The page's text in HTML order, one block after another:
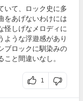
いて、ロック史に多
をあげないわけには
怪しげなメロディに
ような浮遊感があり
ブロックに馴染みの
と間違いなし。
1